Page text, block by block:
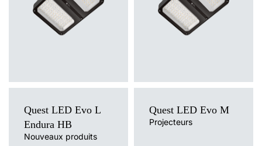
Bouchon presse-étoupe M16.
divers PA noir M-16 - BPM-21
(60000006)
Quest LED Evo L
Endura HB
Nouveaux produits
Quest LED Evo M
Projecteurs